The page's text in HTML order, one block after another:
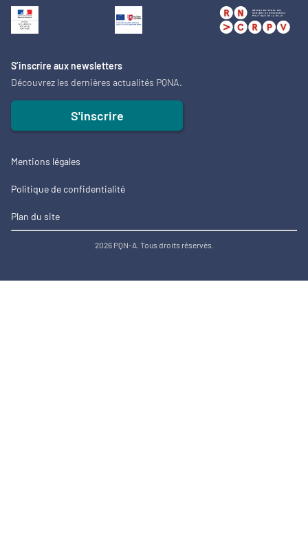
S’inscrire aux newsletters
Découvrez les dernières actualités PQNA.
S'inscrire
Mentions légales
Politique de confidentialité
Plan du site
2026 PQN-A. Tous droits réservés.